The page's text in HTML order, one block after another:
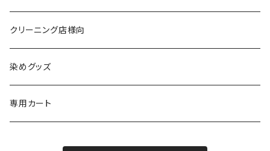
黒染め/Black
紺染め/Navy
綿90%以上+合成繊維
黒染め/Black
紺染め/Navy
綿素材+合成繊維10%以上
黒染め/Black
その他
カラーマッチング
特殊染色
クリーニング店様向
染めグッズ
専用カート